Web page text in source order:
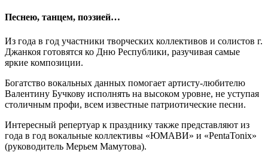
Песнею, танцем, поэзией…
Из года в год участники творческих коллективов и солистов г.
Джанкоя готовятся ко Дню Республики, разучивая самые
яркие композиции.
Богатство вокальных данных помогает артисту-любителю
Валентину Бучкову исполнять на высоком уровне, не уступая
столичным профи, всем известные патриотические песни.
Интересный репертуар к празднику также представляют из
года в год вокальные коллективы «ЮМАВИ» и «PentaTonix»
(руководитель Мерьем Мамутова).